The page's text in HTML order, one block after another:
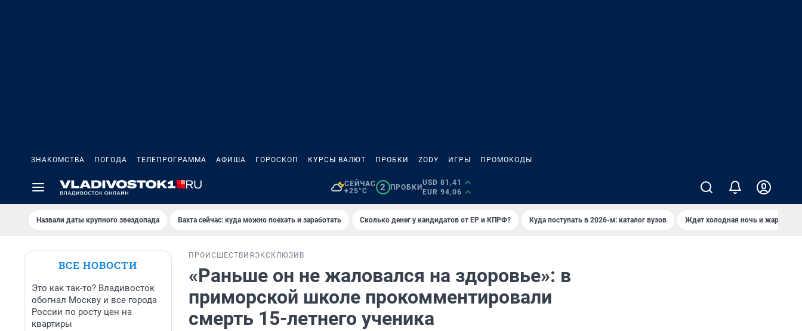
ЗНАКОМСТВА ПОГОДА ТЕЛЕПРОГРАММА АФИША ГОРОСКОП КУРСЫ ВАЛЮТ ПРОБКИ ZODY ИГРЫ ПРОМОКОДЫ
СЕЙЧАС
+25°C
2 ПРОБКИ
USD 81,41
EUR 94,06
Назвали даты крупного звездопада Вахта сейчас: куда можно поехать и заработать Сколько денег у кандидатов от ЕР и КПРФ? Куда поступать в 2026-м: каталог вузов Ждет холодная ночь и жаркий
ВСЕ НОВОСТИ
Это как так-то? Владивосток
обогнал Москву и все города
России по росту цен на
квартиры
ПРОИСШЕСТВИЯ ЭКСКЛЮЗИВ
«Раньше он не жаловался на здоровье»: в
приморской школе прокомментировали
смерть 15-летнего ученика